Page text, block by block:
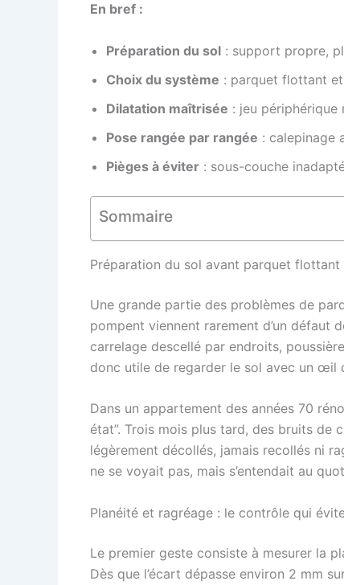
En bref :
Préparation du sol : support propre,
Choix du système : parquet flottant et
Dilatation maîtrisée : jeu
Pose rangée par rangée : calepinage
Pièges à éviter : sous-couche
Sommaire
Préparation du sol avant parquet
Une grande partie des problèmes de
pompent viennent rarement d’un défaut
carrelage descellé par endroits,
donc utile de regarder le sol avec un œil
Dans un appartement des années 70
état”. Trois mois plus tard, des bruits de
légèrement décollés, jamais recollés ni
ne se voyait pas, mais s’entendait au
Planéité et ragréage : le contrôle qui
Le premier geste consiste à mesurer la
Dès que l’écart dépasse environ 2 mm